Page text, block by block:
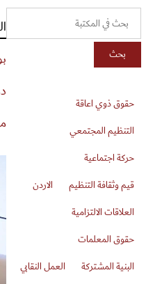
بحث
حقوق ذوي اعاقة
التنظيم المجتمعي
حركة اجتماعية
قيم وثقافة التنظيم
الاردن
العلاقات الالتزامية
حقوق المعلمات
البنية المشتركة
العمل النقابي